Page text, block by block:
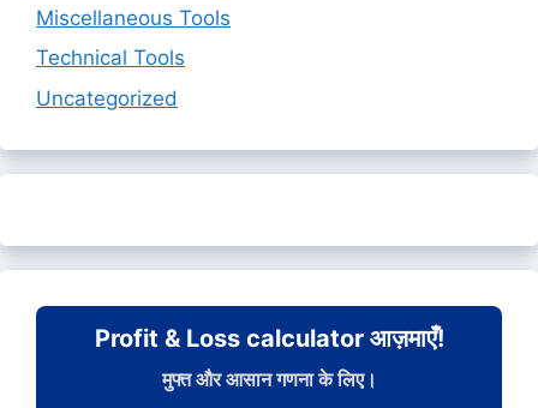
Miscellaneous Tools
Technical Tools
Uncategorized
Profit & Loss calculator आज़माएँ!
मुफ्त और आसान गणना के लिए।